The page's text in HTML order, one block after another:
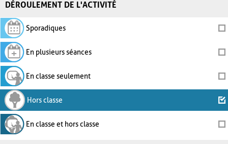
DÉROULEMENT DE L'ACTIVITÉ
Sporadiques
En plusieurs séances
En classe seulement
Hors classe
En classe et hors classe